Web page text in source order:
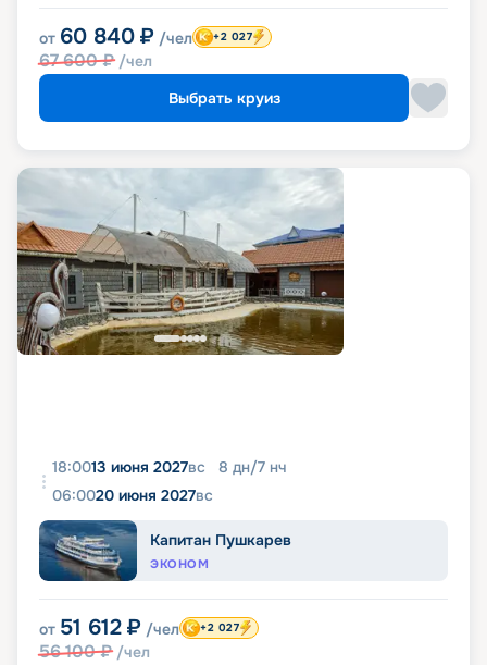
от 60 840 ₽ /чел
67 600₽ /чел
+2 027
Выбрать круиз
18:0013 июня 2027вс 8 дн/7 нч
06:0020 июня 2027вс
Капитан Пушкарев
ЭКОНОМ
от 51 612 ₽ /чел
56 100₽ /чел
+2 027